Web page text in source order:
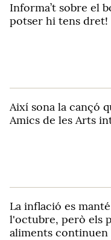
Informa’t sobre el
potser hi tens dret!
Així sona la cançó
Amics de les Arts
La inflació es
l'octubre, però els
aliments continuen